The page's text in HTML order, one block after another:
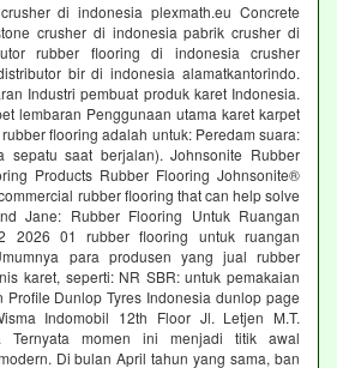
di indonesia plexmath.eu Concrete
crusher di indonesia pabrik crusher di
rubber flooring di indonesia crusher
bir di indonesia alamatkantorindo.
Industri pembuat produk karet Indonesia.
lembaran Penggunaan utama karet karpet
flooring adalah untuk: Peredam suara:
sepatu saat berjalan). Johnsonite Rubber
Products Rubber Flooring Johnsonite®
rubber flooring that can help solve
Jane: Rubber Flooring Untuk Ruangan
2026 01 rubber flooring untuk ruangan
para produsen yang jual rubber
karet, seperti: NR SBR: untuk pemakaian
Profile Dunlop Tyres Indonesia dunlop page
Indomobil 12th Floor Jl. Letjen M.T.
Ternyata momen ini menjadi titik awal
Di bulan April tahun yang sama, ban